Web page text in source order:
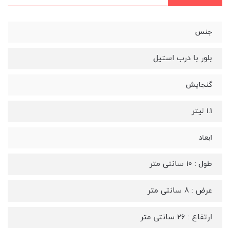
جنس
بلور با درب استیل
گنجایش
1.1 لیتر
ابعاد
طول : 10 سانتی متر
عرض : 8 سانتی متر
ارتفاع : 26 سانتی متر